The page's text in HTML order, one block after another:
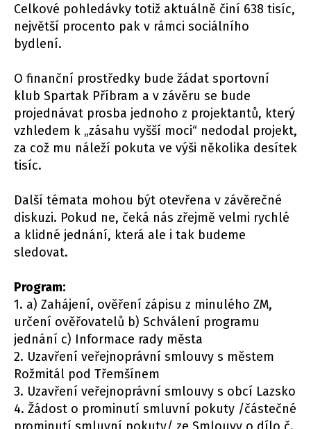
Celkové pohledávky totiž aktuálně činí 638 tisíc,
největší procento pak v rámci sociálního
bydlení.
O finanční prostředky bude žádat sportovní
klub Spartak Příbram a v závěru se bude
projednávat prosba jednoho z projektantů, který
vzhledem k „zásahu vyšší moci“ nedodal projekt,
za což mu náleží pokuta ve výši několika desítek
tisíc.
Další témata mohou být otevřena v závěrečné
diskuzi. Pokud ne, čeká nás zřejmě velmi rychlé
a klidné jednání, která ale i tak budeme
sledovat.
Program:
1. a) Zahájení, ověření zápisu z minulého ZM,
určení ověřovatelů b) Schválení programu
jednání c) Informace rady města
2. Uzavření veřejnoprávní smlouvy s městem
Rožmitál pod Třemšínem
3. Uzavření veřejnoprávní smlouvy s obcí Lazsko
4. Žádost o prominutí smluvní pokuty /částečné
prominutí smluvní pokuty/ ze Smlouvy o dílo č.